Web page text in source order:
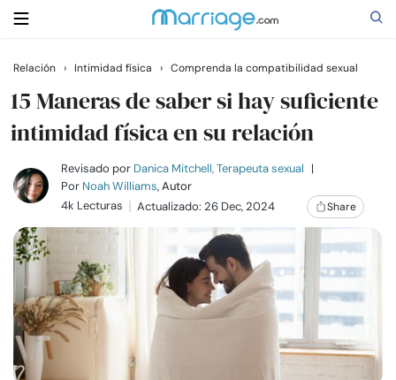
Buscar
Casarse
Relaciones
Familia
Ayuda
Cursos
Relación › Intimidad física › Comprenda la compatibilidad sexual
15 Maneras de saber si hay suficiente
intimidad física en su relación
Revisado por Danica Mitchell, Terapeuta sexual |
Por Noah Williams, Autor
4k Lecturas
Actualizado: 26 Dec, 2024 Share